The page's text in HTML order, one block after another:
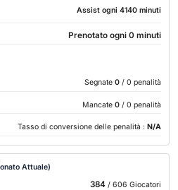
Assist ogni 4140 minuti
Prenotato ogni 0 minuti
Segnate 0 / 0 penalità
Mancate 0 / 0 penalità
Tasso di conversione delle penalità : N/A
Attuale)
384/ 606 Giocatori